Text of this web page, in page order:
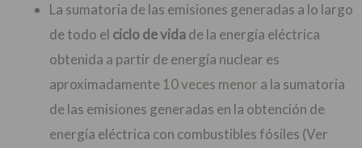
La sumatoria de las emisiones generadas a lo largo
de todo el ciclo de vidade la energía eléctrica
obtenida a partir de energía nuclear es
aproximadamente10 veces menor a la sumatoria
de las emisiones generadas en la obtención de
energía eléctrica con combustibles fósiles (Ver